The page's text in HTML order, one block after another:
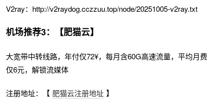
V2ray：http://v2raydog.cczzuu.top/node/20251005-v2ray.txt
机场推荐3：【肥猫云】
大宽带中转线路，年付仅72¥，每月含60G高速流量，平均月费
仅6元，解锁流媒体
注册地址：【 肥猫云注册地址 】